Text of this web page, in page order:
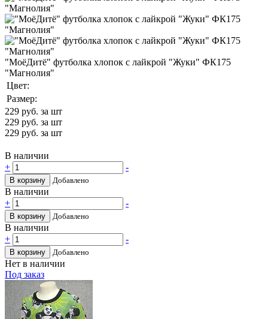
"МоёДитё" футболка хлопок с лайкрой "Жуки" ФК175
"Магнолия"
Цвет:
Размер:
229 руб. за шт
229 руб. за шт
229 руб. за шт
В наличии
+
-
В корзину Добавлено
В наличии
+
-
В корзину Добавлено
В наличии
+
-
В корзину Добавлено
Нет в наличии
Под заказ